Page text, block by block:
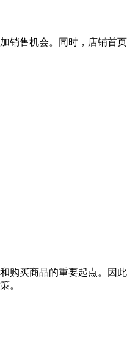
销售机会。同时，店铺首
买商品的重要起点。因
。